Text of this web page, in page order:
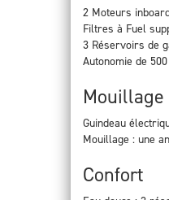
2 Moteurs
Filtres à Fuel
3 Réservoirs de
Autonomie de
Mouillage
Guindeau
Mouillage : une
Confort